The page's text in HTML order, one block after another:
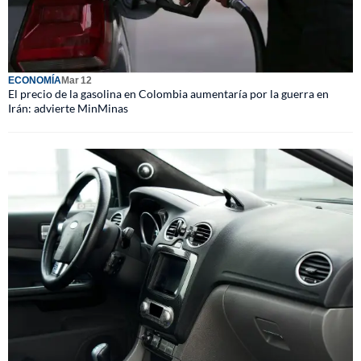
ECONOMÍAMar 12
El precio de la gasolina en Colombia aumentaría por la guerra en
Irán: advierte MinMinas